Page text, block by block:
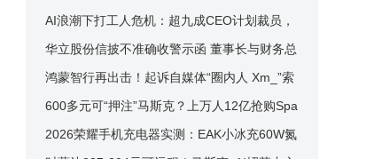
硬实力全解析与推荐
AI浪潮下打工人危机：超九成CEO计划裁员，
投资回报却存疑
华立股份信披不准确收警示函 董事长与财务总
监因未勤勉尽责同担责
鸿蒙智行再出击！起诉自媒体“圈内人 Xm_”索
赔200万捍卫品牌声誉
600多元可“押注”马斯克？上万人12亿抢购Spa
ceX代币，或面临血本无归风险
2026荣耀手机充电器实测：EAK小冰充60W氮